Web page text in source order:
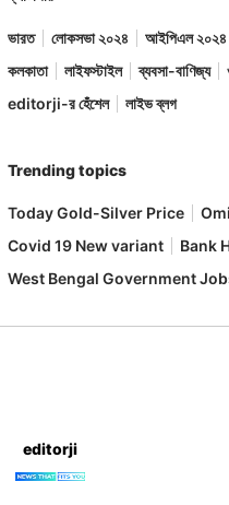
ভারত লোকসভা ২০২৪ আইপিএল ২০২৪
কলকাতা
লাইফস্টাইল ব্যবসা-বাণিজ্য
editorji-র হেঁশেল
লাইভ ব্লগ
Trending topics
Today Gold-Silver Price
Covid 19 New variant
Bank
West Bengal Government
editorji